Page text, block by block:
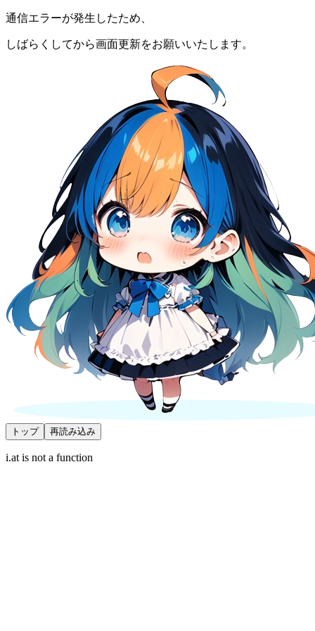
通信エラーが発生したため、
しばらくしてから画面更新をお願いいたします。
トップ 再読み込み
i.at is not a function